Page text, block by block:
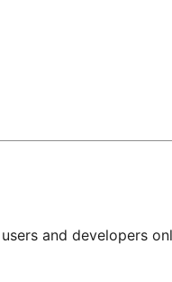
and developers